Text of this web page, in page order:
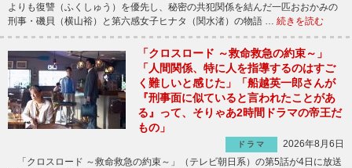
よりも復讐（ふくしゅう）を優先し、秘密の共犯関係を結んだ一匹おおかみの
刑事・磯貝（横山裕）と第六感女子ヒナタ（関水渚）の物語 … 続きを読む
「クロスロード ～救命救急の約束～」
「人間関係、特に人を指導するのはすご
く難しいと感じた」「船越英一郎さんが
『刑事面に似ていると言われたことがあ
る』って、そりゃあ2時間ドラマの帝王だ
もの」
ドラマ
2026年8月6日
「クロスロード ～救命救急の約束～」（テレビ朝日系）の第5話が4日に放送